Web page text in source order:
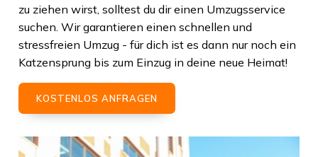
zu ziehen wirst, solltest du dir einen Umzugsservice
suchen. Wir garantieren einen schnellen und
stressfreien Umzug - für dich ist es dann nur noch ein
Katzensprung bis zum Einzug in deine neue Heimat!
KOSTENLOS ANFRAGEN